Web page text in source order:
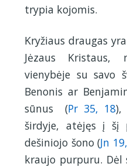
trypia kojomis.
Kryžiaus draugas
Jėzaus Kristaus,
vienybėje su savo
Benonis ar
sūnus (Pr 35, 18),
širdyje, atėjęs į
dešiniojo šono (Jn
kraujo purpuru.